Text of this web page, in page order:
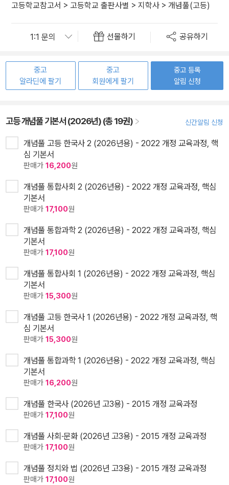
고등학교참고서 > 고등학교 출판사별 > 지학사 > 개념풀(고등)
선물하기 공유하기
중고
알라딘에 팔기
중고
회원에게 팔기
중고 등록
알림 신청
고등 개념풀 기본서 (2026년) (총 19권) 신간알림 신청
개념풀 고등 한국사 2 (2026년용) - 2022 개정 교육과정, 핵
심 기본서
판매가 16,200원
개념풀 통합사회 2 (2026년용) - 2022 개정 교육과정, 핵심
기본서
판매가 17,100원
개념풀 통합과학 2 (2026년용) - 2022 개정 교육과정, 핵심
기본서
판매가 17,100원
개념풀 통합사회 1 (2026년용) - 2022 개정 교육과정, 핵심
기본서
판매가 15,300원
개념풀 고등 한국사 1 (2026년용) - 2022 개정 교육과정, 핵
심 기본서
판매가 15,300원
개념풀 통합과학 1 (2026년용) - 2022 개정 교육과정, 핵심
기본서
판매가 16,200원
개념풀 한국사 (2026년 고3용) - 2015 개정 교육과정
판매가 17,100원
개념풀 사회·문화 (2026년 고3용) - 2015 개정 교육과정
판매가 17,100원
개념풀 정치와 법 (2026년 고3용) - 2015 개정 교육과정
판매가 17,100원